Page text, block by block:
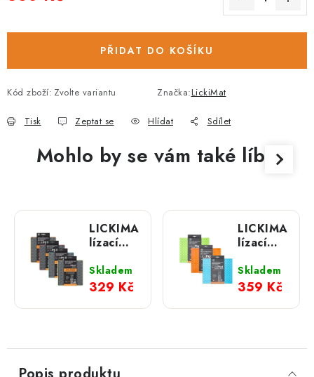
PŘIDAT DO KOŠÍKU
Kód zboží: Zvolte variantu Značka:LickiMat
Tisk Zeptat se Hlídat Sdílet
Mohlo by se vám také líbit
LICKIMAT
lízací
BUDDY
TUFF
Skladem
329 Kč
LICKIMAT
lízací
BUDDY
LARGE
Skladem
359 Kč